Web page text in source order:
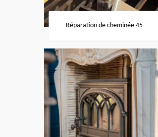
Réparation de cheminée 45